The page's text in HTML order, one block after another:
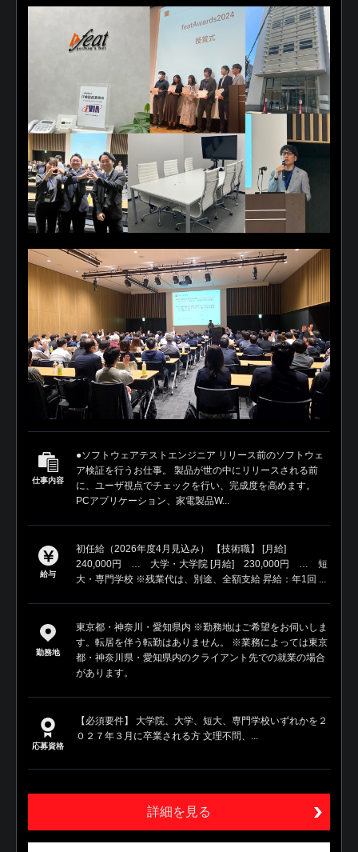
仕事内容
●ソフトウェアテストエンジニア リリース前のソフトウェ
ア検証を行うお仕事。 製品が世の中にリリースされる前
に、ユーザ視点でチェックを行い、完成度を高めます。
PCアプリケーション、家電製品W...
給与
初任給（2026年度4月見込み） 【技術職】 [月給]
240,000円 … 大学・大学院 [月給] 230,000円 … 短
大・専門学校 ※残業代は、別途、全額支給 昇給：年1回 ...
勤務地
東京都・神奈川・愛知県内 ※勤務地はご希望をお伺いしま
す。転居を伴う転勤はありません。 ※業務によっては東京
都・神奈川県・愛知県内のクライアント先での就業の場合
があります。
応募資格
【必須要件】 大学院、大学、短大、専門学校いずれかを２
０２７年３月に卒業される方 文理不問、...
詳細を見る